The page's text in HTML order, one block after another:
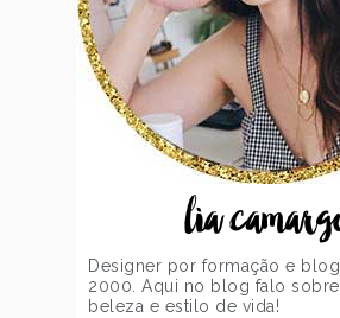
lia
Designer por formação e
2000. Aqui no blog falo sobre
beleza e estilo de vida!